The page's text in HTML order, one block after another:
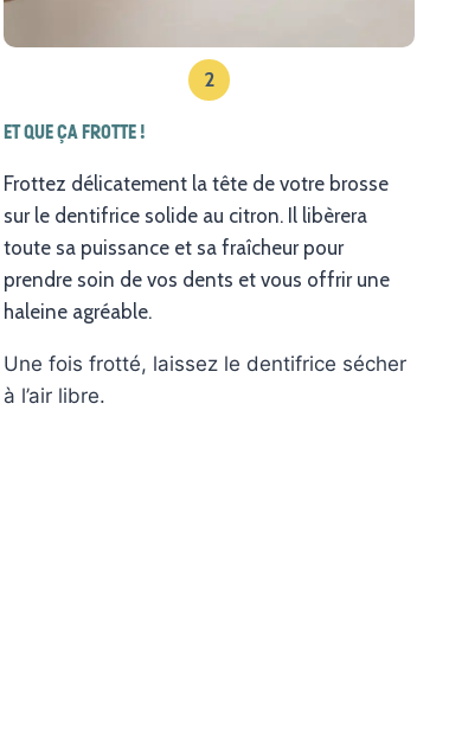
2
ET QUE ÇA FROTTE !
Frottez délicatement la tête de votre brosse
sur le dentifrice solide au citron. Il libèrera
toute sa puissance et sa fraîcheur pour
prendre soin de vos dents et vous offrir une
haleine agréable.
Une fois frotté, laissez le dentifrice sécher
à l’air libre.